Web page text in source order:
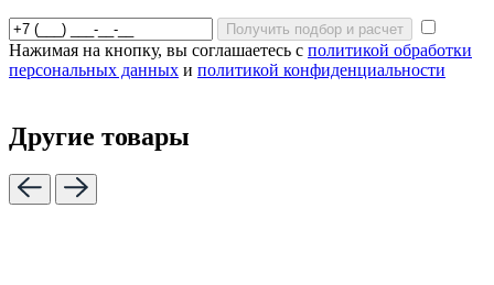
Получить подбор и расчет
Нажимая на кнопку, вы соглашаетесь с политикой обработки
персональных данных и политикой конфиденциальности
Другие товары